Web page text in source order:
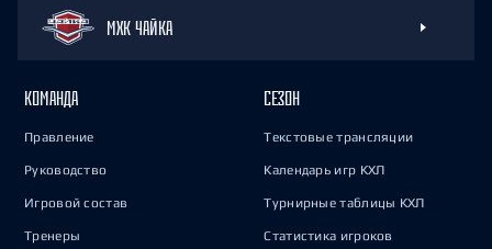
МХК ЧАЙКА
КОМАНДА
Правление
Руководство
Игровой состав
Тренеры
СЕЗОН
Текстовые трансляции
Календарь игр КХЛ
Турнирные таблицы КХЛ
Статистика игроков